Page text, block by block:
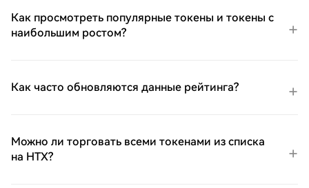
Как просмотреть популярные токены и токены с
наибольшим ростом?
Как часто обновляются данные рейтинга?
Можно ли торговать всеми токенами из списка
на HTX?